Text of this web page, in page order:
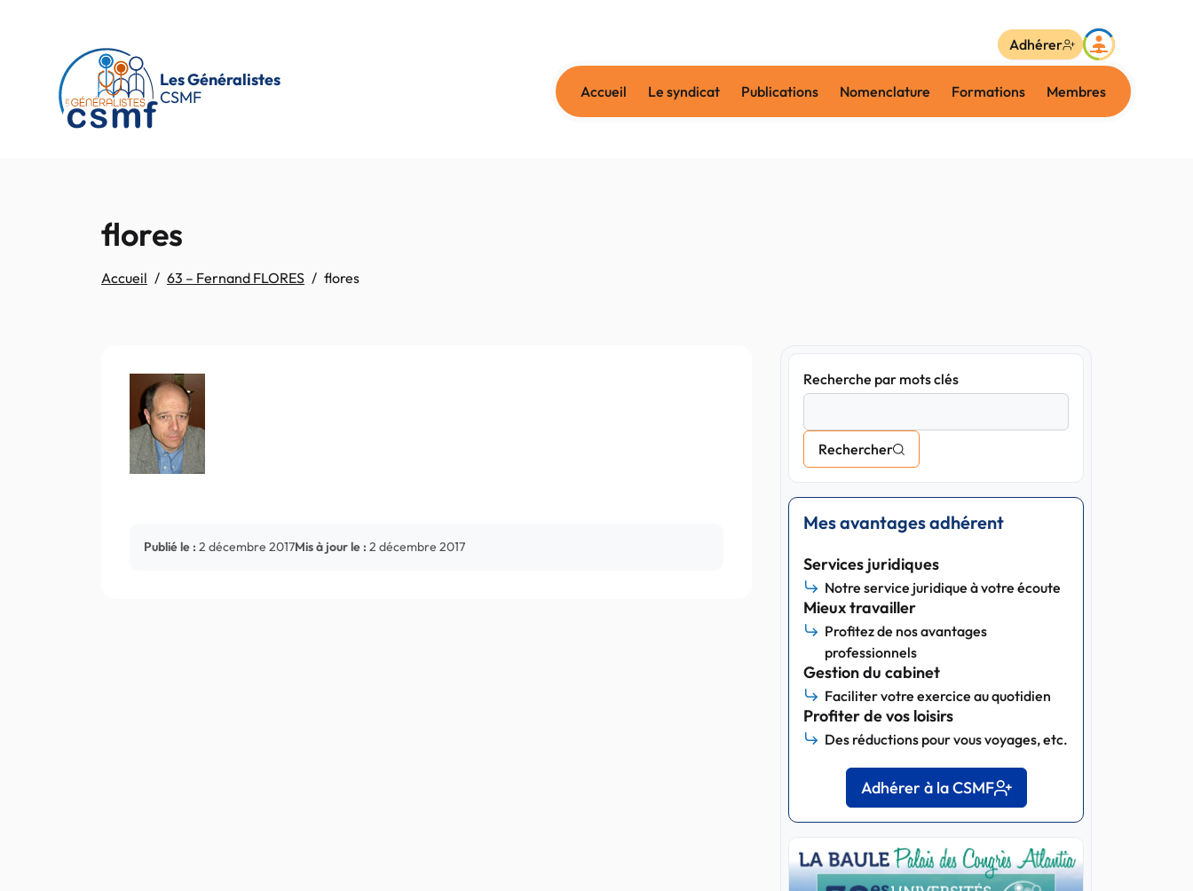
Les Généralistes
CSMF
Accueil Le syndicat Publications Nomenclature Formations Membres
Adhérer
flores
Accueil 63 – Fernand FLORES flores
Publié le : 2 décembre 2017Mis à jour le : 2 décembre 2017
Recherche par mots clés
Rechercher
Mes avantages adhérent
Services juridiques
Notre service juridique à votre écoute
Mieux travailler
Profitez de nos avantages
professionnels
Gestion du cabinet
Faciliter votre exercice au quotidien
Profiter de vos loisirs
Des réductions pour vous voyages, etc.
Adhérer à la CSMF